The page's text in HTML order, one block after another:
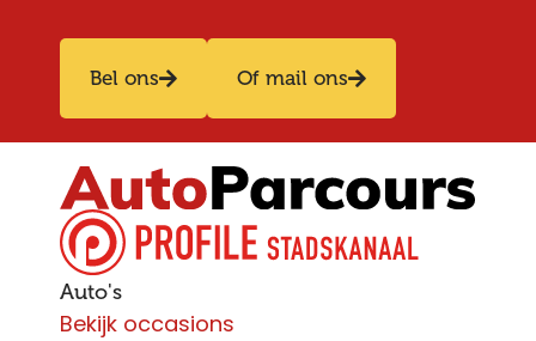
Bel ons Of mail ons
Auto's
Bekijk occasions